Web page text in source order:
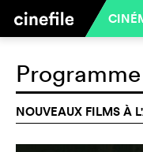
NOUVEAUX FILMS À